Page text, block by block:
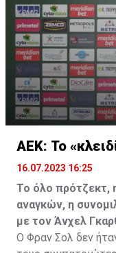
να λύσει το
ελεύθερα σε
καλοκαίρι.
ΑΕΚ: Το
16.07.2023 16:25
Το όλο πρότζεκτ,
αναγκών, η
με τον Άνχελ
Ο Φραν Σολ δεν